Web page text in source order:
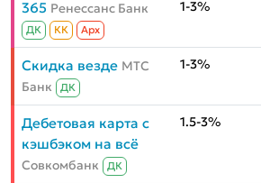
365 Ренессанс Банк
ДК КК Aрх
1-3%
Скидка везде МТС
Банк
ДК
1-3%
Дебетовая карта с
кэшбэком на всё
Совкомбанк ДК
1.5-3%